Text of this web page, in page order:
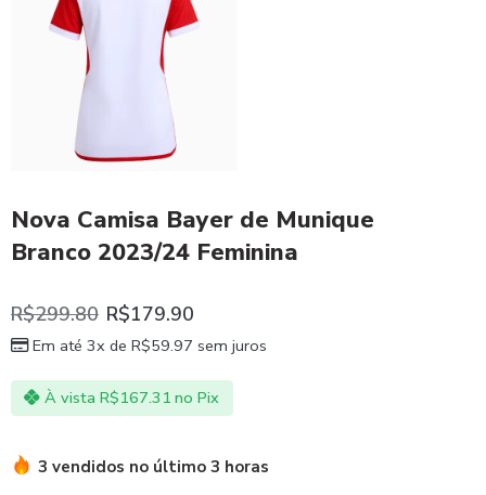
Nova Camisa Bayer de Munique
Branco 2023/24 Feminina
R$299.80 R$179.90
Em até 3x de R$59.97 sem juros
À vista R$167.31 no Pix
3 vendidos no último 3 horas